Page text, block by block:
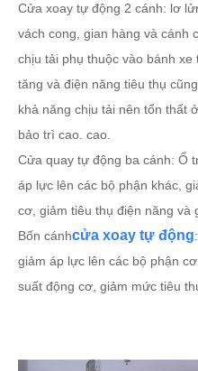
Cửa xoay tự động 2 cánh: lơ
vách cong, gian hàng và cánh
chịu tải phụ thuộc vào bánh
tăng và điện năng tiêu thụ
khả năng chịu tải nên tổn thất
bảo trì cao. cao.
Cửa quay tự động ba cánh: Ổ
áp lực lên các bộ phận khác,
cơ, giảm tiêu thụ điện năng và
Bốn cánhcửa xoay tự động
giảm áp lực lên các bộ phận
suất động cơ, giảm mức tiêu